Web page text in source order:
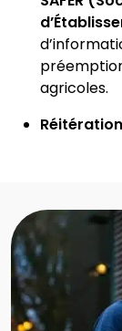
agricoles.